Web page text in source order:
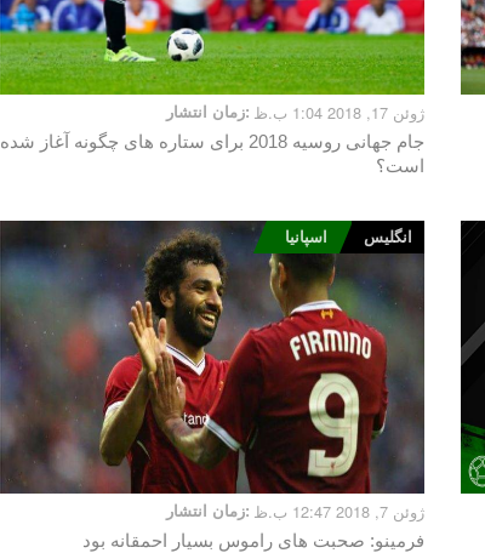
زمان انتشار: ژوئن 17, 2018 1:04 ب.ظ
جام جهانی روسیه 2018 برای ستاره های چگونه آغاز شده
است؟
انگلیس اسپانیا
زمان انتشار: ژوئن 7, 2018 12:47 ب.ظ
فرمینو: صحبت های راموس بسیار احمقانه بود